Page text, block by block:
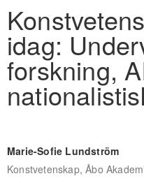
idag:
forskning,
Marie-Sofie Lundström
Konstvetenskap, Åbo